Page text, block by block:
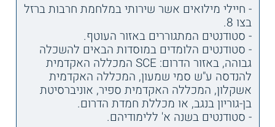
- חיילי מילואים אשר שירותי במלחמת חרבות ברזל
בצו 8.
- סטודנטים המתגוררים באזור העוטף.
- סטודנטים הלומדים במוסדות הבאים להשכלה
גבוהה, באזור הדרום: SCE המכללה האקדמית
להנדסה ע"ש סמי שמעון, המכללה האקדמית
אשקלון, המכללה האקדמית ספיר, אוניברסיטת
בן-גוריון בנגב, או מכללת חמדת הדרום.
- סטודנטים בשנה א' ללימודיהם.